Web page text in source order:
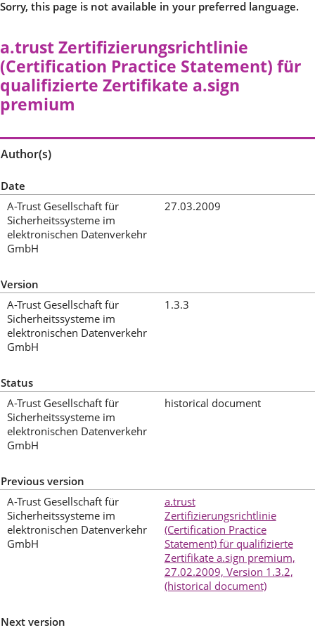
Sorry, this page is not available in your preferred language.
a.trust Zertifizierungsrichtlinie
(Certification Practice Statement) für
qualifizierte Zertifikate a.sign
premium
Author(s)
Date
A-Trust Gesellschaft für
Sicherheitssysteme im
elektronischen Datenverkehr
GmbH
27.03.2009
Version
A-Trust Gesellschaft für
Sicherheitssysteme im
elektronischen Datenverkehr
GmbH
1.3.3
Status
A-Trust Gesellschaft für
Sicherheitssysteme im
elektronischen Datenverkehr
GmbH
historical document
Previous version
A-Trust Gesellschaft für
Sicherheitssysteme im
elektronischen Datenverkehr
GmbH
a.trust
Zertifizierungsrichtlinie
(Certification Practice
Statement) für qualifizierte
Zertifikate a.sign premium,
27.02.2009, Version 1.3.2,
(historical document)
Next version